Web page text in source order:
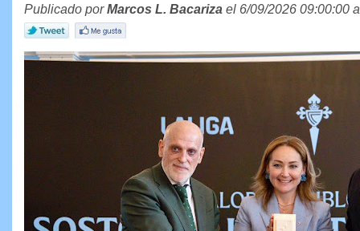
Publicado porMarcos L. Bacariza el 6/09/2026 09:00:00